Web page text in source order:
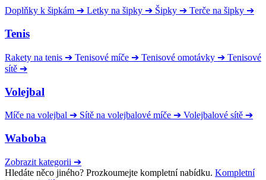
Doplňky k šipkám ➔ Letky na šipky ➔ Šipky ➔ Terče na šipky ➔
Tenis
Rakety na tenis ➔ Tenisové míče ➔ Tenisové omotávky ➔ Tenisové
sítě ➔
Volejbal
Míče na volejbal ➔ Sítě na volejbalové míče ➔ Volejbalové sítě ➔
Waboba
Zobrazit kategorii ➔
Hledáte něco jiného? Prozkoumejte kompletní nabídku. Kompletní